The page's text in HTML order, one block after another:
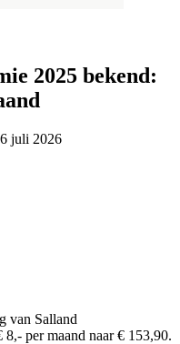
2025 bekend:
juli 2026
van Salland
per maand naar € 153,90.